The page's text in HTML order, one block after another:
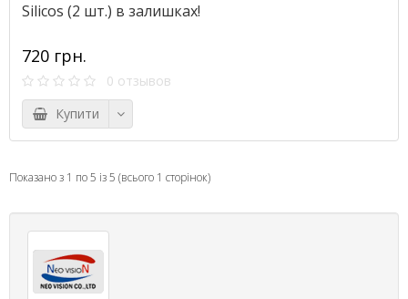
Silicos (2 шт.) в залишках!
720 грн.
0 отзывов
Купити
Показано з 1 по 5 із 5 (всього 1 сторінок)